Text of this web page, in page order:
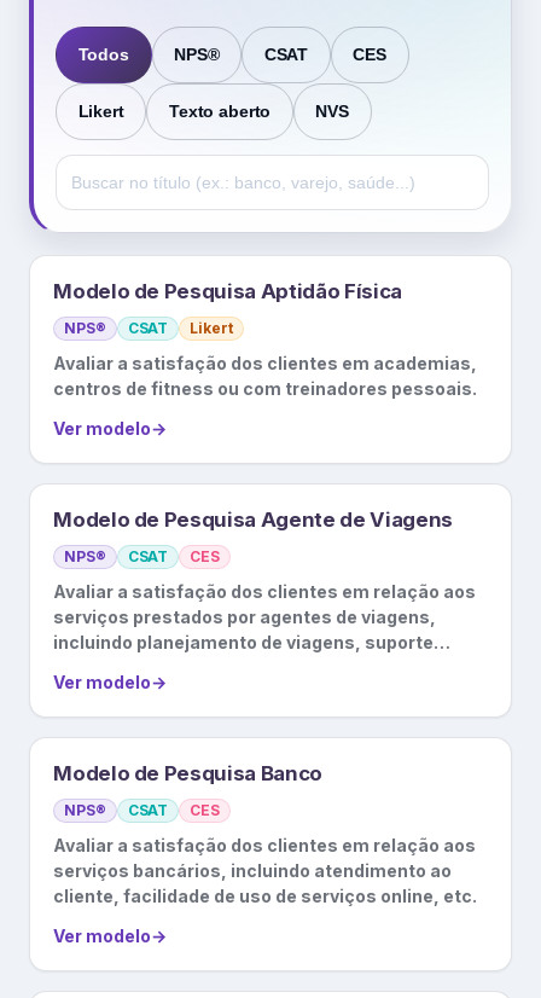
Todos NPS® CSAT CES
Likert Texto aberto NVS
Modelo de Pesquisa Aptidão Física
NPS® CSAT Likert
Avaliar a satisfação dos clientes em academias,
centros de fitness ou com treinadores pessoais.
Ver modelo→
Modelo de Pesquisa Agente de Viagens
NPS® CSAT CES
Avaliar a satisfação dos clientes em relação aos
serviços prestados por agentes de viagens,
incluindo planejamento de viagens, suporte
Ver modelo→
Modelo de Pesquisa Banco
NPS® CSAT CES
Avaliar a satisfação dos clientes em relação aos
serviços bancários, incluindo atendimento ao
cliente, facilidade de uso de serviços online, etc.
Ver modelo→